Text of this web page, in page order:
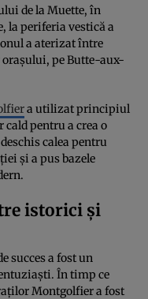
de la Muette, în
la periferia vestică a
a aterizat între
pe Butte-aux-
a utilizat principiul
pentru a crea o
calea pentru
și a pus bazele
istorici și
succes a fost un
În timp ce
Montgolfier a fost